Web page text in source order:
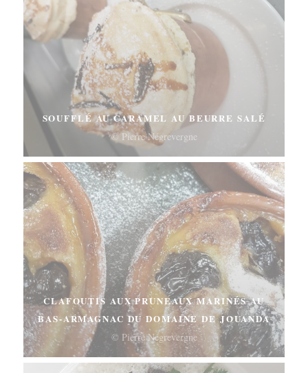
SOUFFLÉ AU CARAMEL AU BEURRE SALÉ
© Pierre Négrevergne
CLAFOUTIS AUX PRUNEAUX MARINÉS AU
BAS-ARMAGNAC DU DOMAINE DE JOUANDA
© Pierre Négrevergne